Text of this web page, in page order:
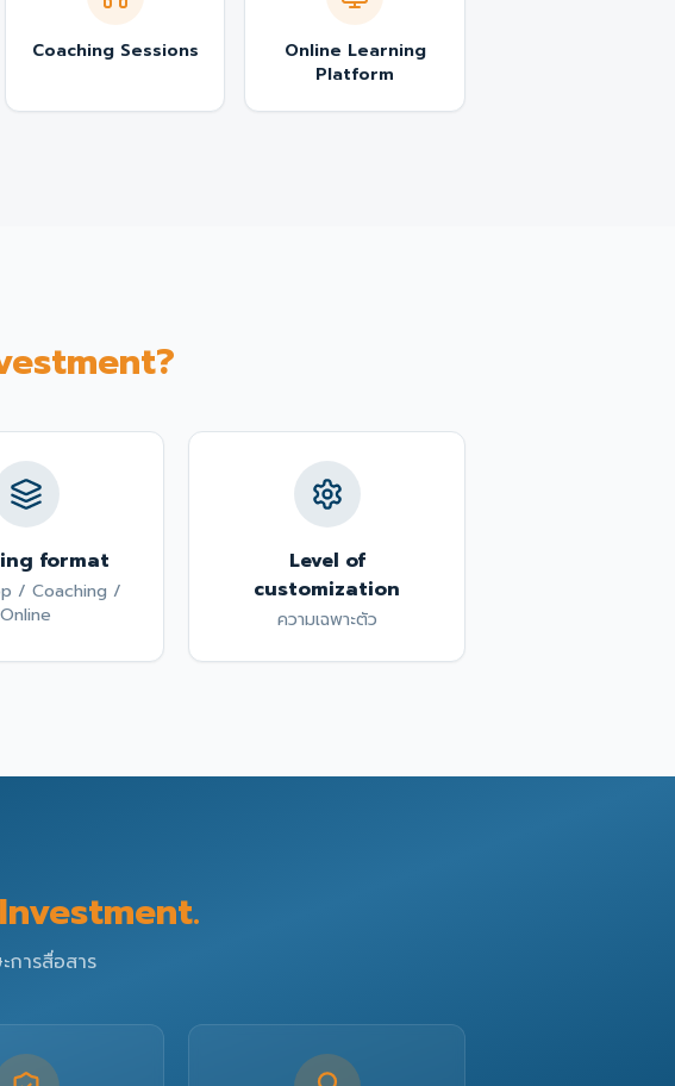
Coaching Sessions
Online Learning
Platform
format
/ Coaching /
Online
Level of
customization
ความเฉพาะตัว
Investment.
ารสื่อสาร